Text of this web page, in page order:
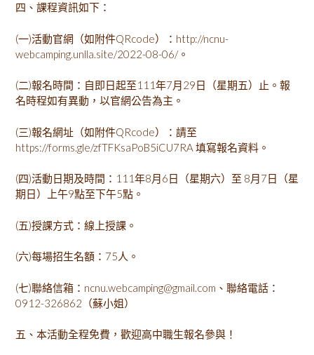
四、課程資訊如下：
(一)活動官網（如附件QRcode）：http://ncnu-
webcamping.unlla.site/2022-08-06/。
(二)報名時間：自即日起至111年7月29日（星期五）止。報
名時程如有異動，以官網公告為主。
(三)報名網址（如附件QRcode）：請至
https://forms.gle/zfTFKsaPoB5iCU7RA 填寫報名資料。
(四)活動日期及時間：111年8月6日（星期六）至 8月7日（星
期日）上午9點至下午5點。
(五)授課方式：線上授課。
(六)每場招生名額：75人。
(七)聯絡信箱：ncnu.webcamping@gmail.com、聯絡電話：
0912-326862（蘇小姐）
五、本活動全程免費，歡迎高中職生報名參與！